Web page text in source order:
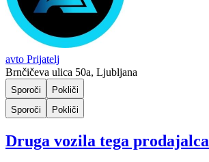
avto Prijatelj
Brnčičeva ulica 50a, Ljubljana
Sporoči
Pokliči
Sporoči
Pokliči
Druga vozila tega prodajalca